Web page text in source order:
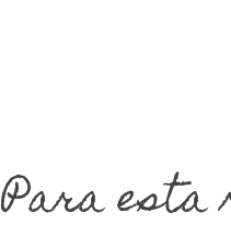
Para esta